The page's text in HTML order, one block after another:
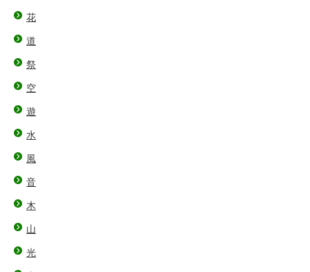
花
道
祭
空
遊
水
風
音
木
山
光